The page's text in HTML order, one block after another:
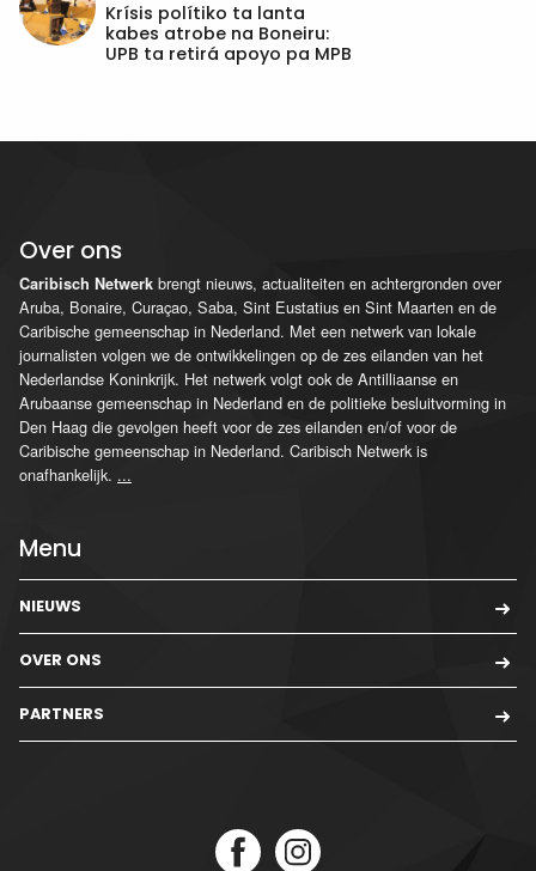
Krísis polítiko ta lanta
kabes atrobe na Boneiru:
UPB ta retirá apoyo pa MPB
Over ons
Caribisch Netwerk brengt nieuws, actualiteiten en achtergronden over
Aruba, Bonaire, Curaçao, Saba, Sint Eustatius en Sint Maarten en de
Caribische gemeenschap in Nederland. Met een netwerk van lokale
journalisten volgen we de ontwikkelingen op de zes eilanden van het
Nederlandse Koninkrijk. Het netwerk volgt ook de Antilliaanse en
Arubaanse gemeenschap in Nederland en de politieke besluitvorming in
Den Haag die gevolgen heeft voor de zes eilanden en/of voor de
Caribische gemeenschap in Nederland. Caribisch Netwerk is
onafhankelijk. ...
Menu
NIEUWS
OVER ONS
PARTNERS